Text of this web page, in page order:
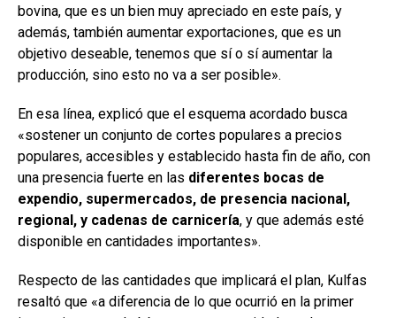
bovina, que es un bien muy apreciado en este país, y
además, también aumentar exportaciones, que es un
objetivo deseable, tenemos que sí o sí aumentar la
producción, sino esto no va a ser posible».
En esa línea, explicó que el esquema acordado busca
«sostener un conjunto de cortes populares a precios
populares, accesibles y establecido hasta fin de año, con
una presencia fuerte en las diferentes bocas de
expendio, supermercados, de presencia nacional,
regional, y cadenas de carnicería, y que además esté
disponible en cantidades importantes».
Respecto de las cantidades que implicará el plan, Kulfas
resaltó que «a diferencia de lo que ocurrió en la primer